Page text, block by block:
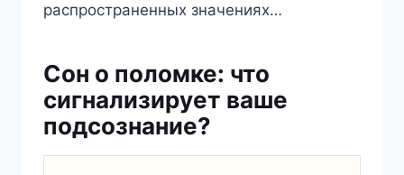
распространенных значениях…
Сон о поломке: что
сигнализирует ваше
подсознание?